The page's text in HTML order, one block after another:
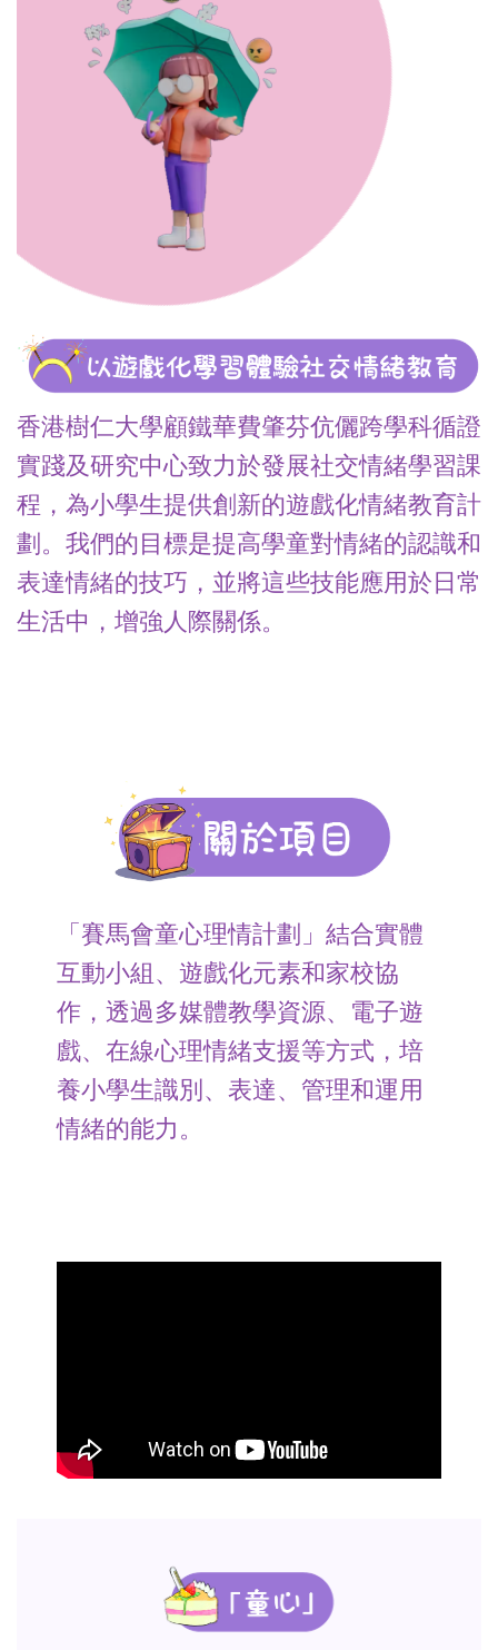
香港樹仁大學顧鐵華費肇芬伉儷跨學科循證
實踐及研究中心致力於發展社交情緒學習課
程，為小學生提供創新的遊戲化情緒教育計
劃。我們的目標是提高學童對情緒的認識和
表達情緒的技巧，並將這些技能應用於日常
生活中，增強人際關係。
「賽馬會童心理情計劃」結合實體
互動小組、遊戲化元素和家校協
作，透過多媒體教學資源、電子遊
戲、在線心理情緒支援等方式，培
養小學生識別、表達、管理和運用
情緒的能力。